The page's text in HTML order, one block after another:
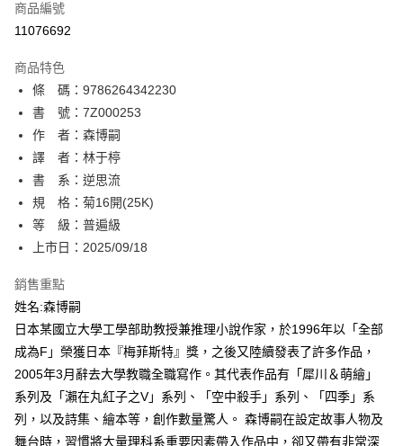
超商取貨付款
相關說明
【關於「AFTEE先享後付」】
AFTEE先享後付是「在收到商品之後才付款」的支付方式。 讓您購物簡單
便利好安心！
１．簡單：不需註冊會員、不需綁卡、不需儲值。
２．便利：只要手機號碼，簡訊認證，即可結帳。
３．安心：先確認商品／服務後，再付款。
【「AFTEE先享後付」結帳流程】
１．於結帳方式選擇「AFTEE先享後付」後，將跳轉至「AFTEE先享後付」
結帳頁面，進行簡訊認證並確認金額後，即可完成結帳。
２．訂單成立數日內，您將收到繳費通知簡訊。
ATM／網路銀行／等多元方式進行付款，方視為交易完成。
※ 請注意：結帳手續完成當下不需立刻繳費，但若您需要取消訂單，請聯絡
購買商品的店家。未經商家同意取消之訂單仍視為有效，需透過AFTEE先享
後付繳納相關費用。
※ 交易是否成功請以「AFTEE先享後付 」之結帳頁面顯示為準，若有關於
是否繳費成功／繳費後需取消欲退款等相關疑問，請聯繫「AFTEE先享後付
【注意事項】
１．透過由恩沛科技股份有限公司提供之「AFTEE先享後付」服務完成之交
ATM付款
運送方式
全家取貨付款
每筆NT$80，滿NT$500(含以上)免運費
付款後全家取貨
每筆NT$80，滿NT$500(含以上)免運費
付款後萊爾富取貨
每筆NT$80，滿NT$500(含以上)免運費
7-11取貨付款
每筆NT$80，滿NT$500(含以上)免運費
商品編號
11076692
商品特色
條 碼：9786264342230
書 號：7Z000253
作 者：森博嗣
譯 者：林于楟
書 系：逆思流
規 格：菊16開(25K)
等 級：普遍級
上市日：2025/09/18
銷售重點
姓名:森博嗣
日本某國立大學工學部助教授兼推理小說作家，於1996年以「全部
成為F」榮獲日本『梅菲斯特』獎，之後又陸續發表了許多作品，
2005年3月辭去大學教職全職寫作。其代表作品有「犀川＆萌繪」
系列及「瀨在丸紅子之V」系列、「空中殺手」系列、「四季」系
列，以及詩集、繪本等，創作數量驚人。 森博嗣在設定故事人物及
舞台時，習慣將大量理科系重要因素帶入作品中，卻又帶有非常深